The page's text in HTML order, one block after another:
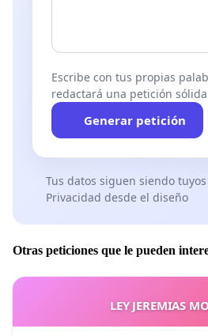
todos los mexicanos.
 Necesitamos 30,000 firmas
no sea parte de esta
corrupta, poco transparente,
y financiada por privados.
recabar más firmas en centros
culturales o espacios públicos
se dará información a la
ciudadanía de los riesgos de
Escribe con tus propias
redactará una petición
Generar petición
Tus datos siguen siendo tuyos
Privacidad desde el diseño
Otras peticiones que le pueden
LEY JEREMIAS